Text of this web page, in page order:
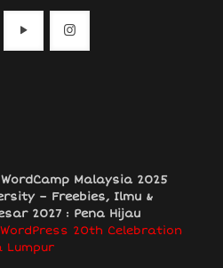
Malaysia 2025
– Freebies, Ilmu &
2027 : Pena Hijau
WordPress 20th Celebration
Lumpur